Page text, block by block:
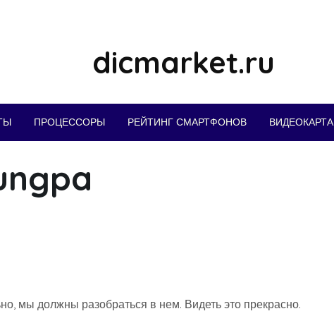
dicmarket.ru
ПРОЦЕССОРЫ РЕЙТИНГ СМАРТФОНОВ ВИДЕОКАРТА
мы должны разобраться в нем. Видеть это прекрасно.